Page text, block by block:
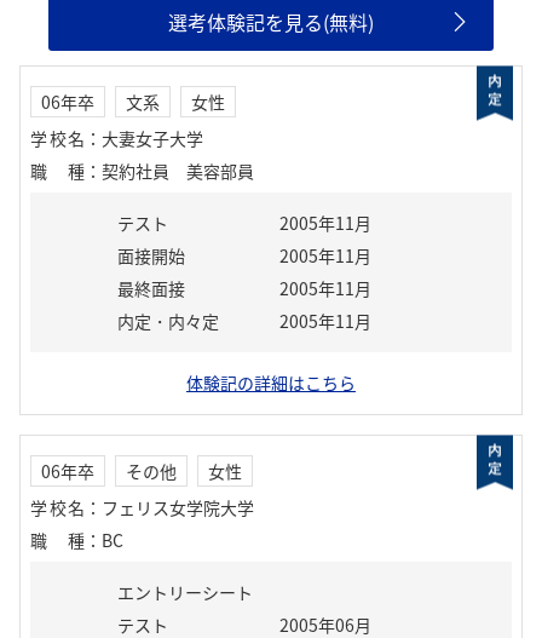
選考体験記を見る(無料)
06年卒 文系
女性
学校名 ： 大妻女子大学
職種 ： 契約社員 美容部員
テスト
2005年11月
面接開始
2005年11月
最終面接
2005年11月
内定・内々定
2005年11月
体験記の詳細はこちら
06年卒 その他
女性
学校名 ： フェリス女学院大学
職種 ： BC
エントリーシート
テスト
2005年06月